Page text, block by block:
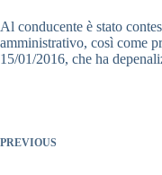
Al conducente è stato
amministrativo, così come
15/01/2016, che ha
PREVIOUS